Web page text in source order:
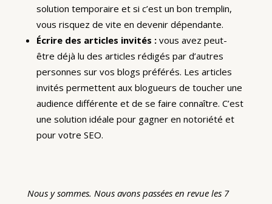
solution temporaire et si c’est un bon tremplin,
vous risquez de vite en devenir dépendante.
Écrire des articles invités :vous avez peut-
être déjà lu des articles rédigés par d’autres
personnes sur vos blogs préférés. Les articles
invités permettent aux blogueurs de toucher une
audience différente et de se faire connaître. C’est
une solution idéale pour gagner en notoriété et
pour votre SEO.
Nous y sommes. Nous avons passées en revue les 7